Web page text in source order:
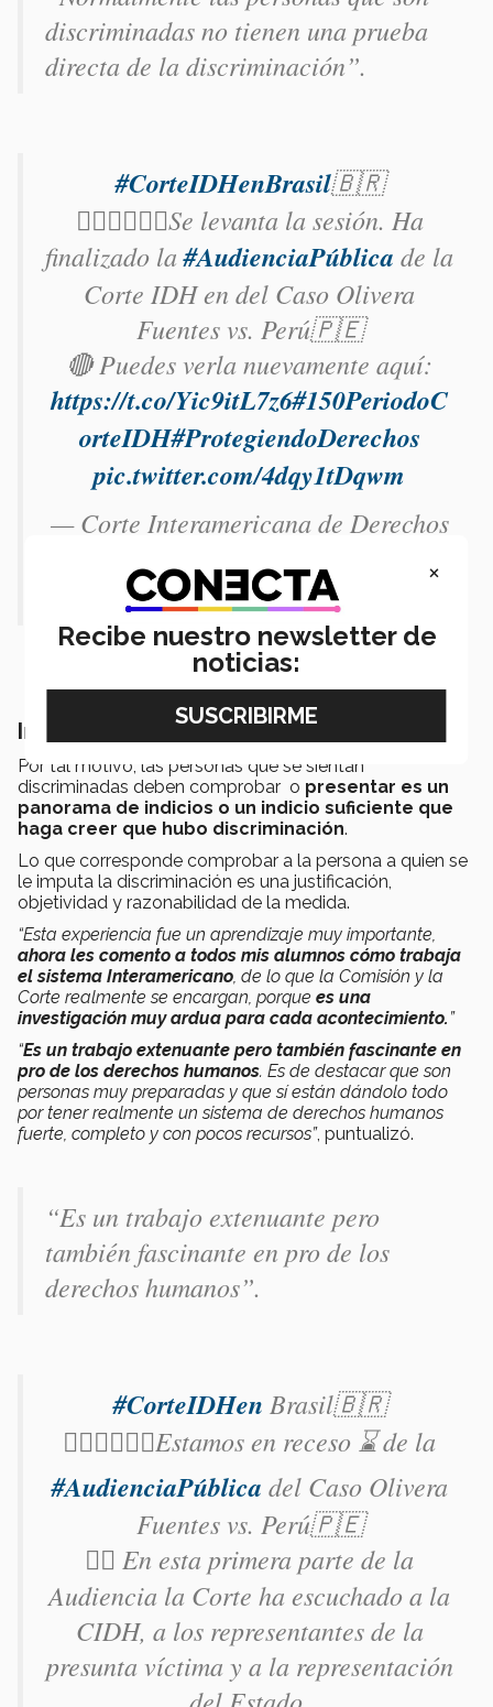
discriminadas no tienen una prueba
directa de la discriminación”.
#CorteIDHenBrasil🇧🇷
👩🏿‍⚖️👨🏿‍⚖️Se levanta la sesión. Ha
finalizado la#AudienciaPública de la
Corte IDH en del Caso Olivera
Fuentes vs. Perú🇵🇪
🔴 Puedes verla nuevamente aquí:
https://t.co/Yic9itL7z6#150PeriodoC
orteIDH#ProtegiendoDerechos
pic.twitter.com/4dqy1tDqwm
— Corte Interamericana de Derechos
August 24,
2022
Indicios
Por tal motivo, las personas que se sientan
discriminadas deben comprobar o presentar es un
panorama de indicios o un indicio suficiente que
haga creer que hubo discriminación.
Lo que corresponde comprobar a la persona a quien se
le imputa la discriminación es una justificación,
objetividad y razonabilidad de la medida.
“Esta experiencia fue un aprendizaje muy importante,
ahora les comento a todos mis alumnos cómo trabaja
el sistema Interamericano, de lo que la Comisión y la
Corte realmente se encargan, porque es una
investigación muy ardua para cada acontecimiento. ”
“Es un trabajo extenuante pero también fascinante en
pro de los derechos humanos. Es de destacar que son
personas muy preparadas y que sí están dándolo todo
por tener realmente un sistema de derechos humanos
fuerte, completo y con pocos recursos”, puntualizó.
“Es un trabajo extenuante pero
también fascinante en pro de los
derechos humanos”.
#CorteIDHen Brasil🇧🇷
👩🏾‍⚖️👨🏿‍⚖️Estamos en receso ⌛ de la
#AudienciaPública del Caso Olivera
Fuentes vs. Perú🇵🇪
👉🏾 En esta primera parte de la
Audiencia la Corte ha escuchado a la
CIDH, a los representantes de la
presunta víctima y a la representación
×
Recibe nuestro newsletter de
noticias: